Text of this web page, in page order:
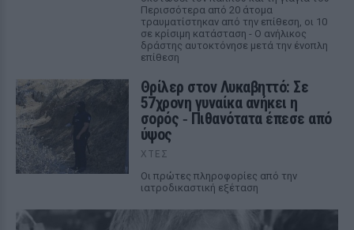
Περισσότερα από 20 άτομα
τραυματίστηκαν από την επίθεση, οι 10
σε κρίσιμη κατάσταση - Ο ανήλικος
δράστης αυτοκτόνησε μετά την ένοπλη
επίθεση
Θρίλερ στον Λυκαβηττό: Σε
57χρονη γυναίκα ανήκει η
σορός ‑ Πιθανότατα έπεσε από
ύψος
ΧΤΕΣ
Οι πρώτες πληροφορίες από την
ιατροδικαστική εξέταση